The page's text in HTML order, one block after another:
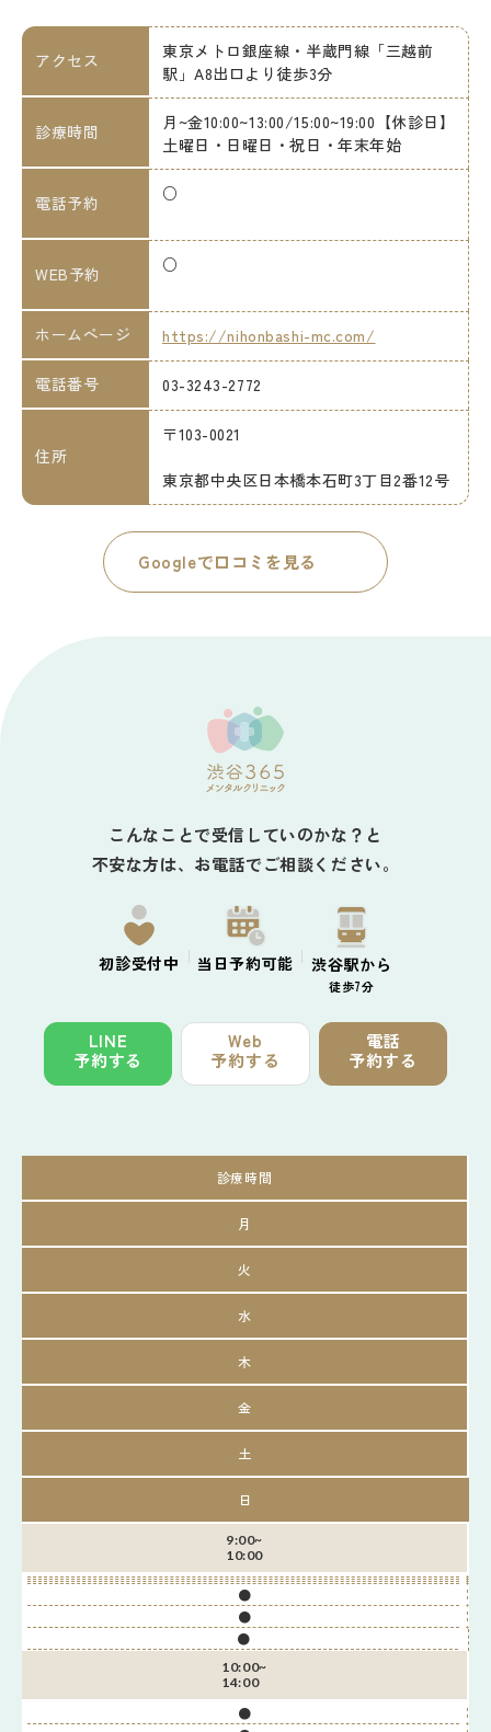
アクセス
東京メトロ銀座線・半蔵門線「三越前
駅」A8出口より徒歩3分
診療時間
月~金10:00~13:00/15:00~19:00【休診日】
土曜日・日曜日・祝日・年末年始
電話予約 ○
WEB予約 ○
ホームページ https://nihonbashi-mc.com/
電話番号 03-3243-2772
住所
〒103-0021
東京都中央区日本橋本石町3丁目2番12号
Googleで口コミを見る
初診受付中 当日予約可能 渋谷駅から
徒歩7分
LINE
予約する
Web
予約する
電話
予約する
こんなことで受信していのかな？と
不安な方は、お電話でご相談ください。
診療時間
月
火
水
木
金
土
日
9:00~
10:00
●
●
●
10:00~
14:00
●